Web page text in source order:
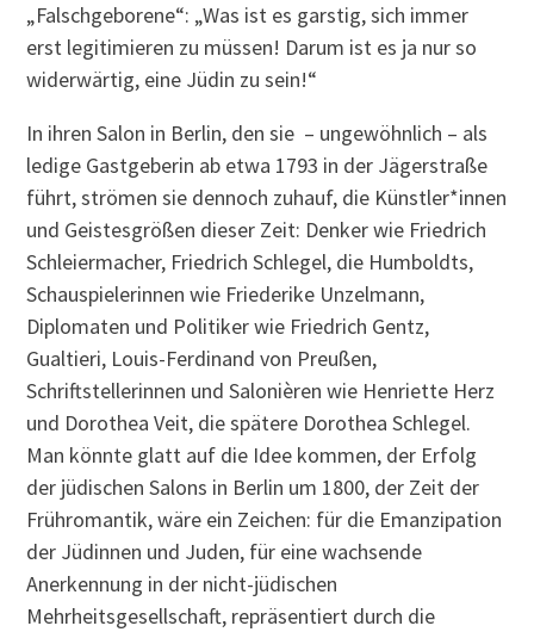
„Falschgeborene“: „Was ist es garstig, sich immer
erst legitimieren zu müssen! Darum ist es ja nur so
widerwärtig, eine Jüdin zu sein!“
In ihren Salon in Berlin, den sie – ungewöhnlich – als
ledige Gastgeberin ab etwa 1793 in der Jägerstraße
führt, strömen sie dennoch zuhauf, die Künstler*innen
und Geistesgrößen dieser Zeit: Denker wie Friedrich
Schleiermacher, Friedrich Schlegel, die Humboldts,
Schauspielerinnen wie Friederike Unzelmann,
Diplomaten und Politiker wie Friedrich Gentz,
Gualtieri, Louis-Ferdinand von Preußen,
Schriftstellerinnen und Salonièren wie Henriette Herz
und Dorothea Veit, die spätere Dorothea Schlegel.
Man könnte glatt auf die Idee kommen, der Erfolg
der jüdischen Salons in Berlin um 1800, der Zeit der
Frühromantik, wäre ein Zeichen: für die Emanzipation
der Jüdinnen und Juden, für eine wachsende
Anerkennung in der nicht-jüdischen
Mehrheitsgesellschaft, repräsentiert durch die